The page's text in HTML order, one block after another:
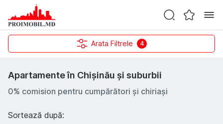
Arata Filtrele 4
Apartamente în Chișinău și suburbii
0% comision pentru cumpărători și chiriași
Sortează după: